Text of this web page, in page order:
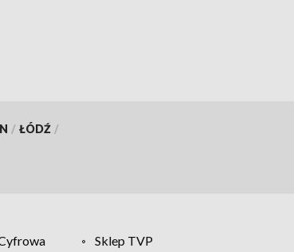
/ ŁÓDŹ /
Sklep TVP